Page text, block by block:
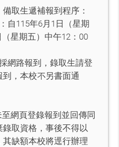
備取生遞補報到程序：
自115年6月1日（星期
星期五）中午12：00
網路報到，錄取生請登
，本校不另書面通
網頁登錄報到並回傳同
取資格，事後不得以
缺額本校將逕行辦理